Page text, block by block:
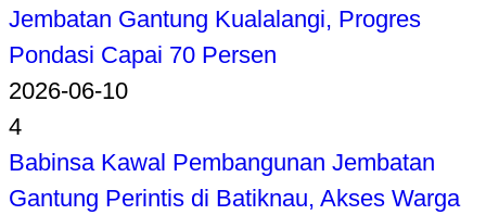
Jembatan Gantung Kualalangi, Progres
Pondasi Capai 70 Persen
2026-06-10
4
Babinsa Kawal Pembangunan Jembatan
Gantung Perintis di Batiknau, Akses Warga